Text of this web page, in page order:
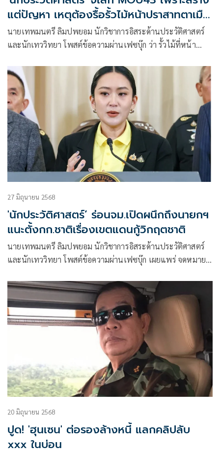
แต่ปัญหา เหตุต้องรื้อรั้วไม้หน้าปราสาทตาเมือ
นธม
นายเทพมนตรี ลิมปพยอม นักวิชาการอิสระด้านประวัติศาสตร์
และนักเทววิทยา โพสต์ข้อความผ่านเฟซบุ๊ก ว่า รั้วไม้ที่หน้า
27 มิถุนายน 2568
'นักประวัติศาสตร์’ ร่อนจม.เปิดผนึกถึงนายกฯ
แนะตั้งกก.ชาติเรื่องเขตแดนกู้วิกฤตชาติ
นายเทพมนตรี ลิมปพยอม นักวิชาการอิสระด้านประวัติศาสตร์
และนักเทววิทยา โพสต์ข้อความผ่านเฟซบุ๊ก เผยแพร่ จดหมาย
รัฐมนตรี (นางสาวแพทองธาร ชินวัตร)
20 มิถุนายน 2568
ปูด! 'ฮุนเซน' ต่อรองล้างหนี้ แลกคลิปลับ
xxx ในบ่อน